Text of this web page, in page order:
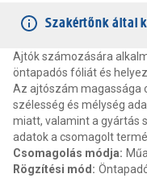
Szakértőnk által
Ajtók számozására
öntapadós fóliát és
Az ajtószám magassága
szélesség és mélység
miatt, valamint a gyártás
adatok a csomagolt
Csomagolás módja:
Rögzítési mód :